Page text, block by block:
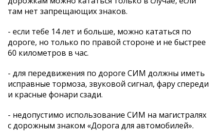
там нет запрещающих знаков.
- если тебе 14 лет и больше, можно кататься по
дороге, но только по правой стороне и не быстрее
60 километров в час.
- для передвижения по дороге СИМ должны иметь
исправные тормоза, звуковой сигнал, фару спереди
и красные фонари сзади.
- недопустимо использование СИМ на магистралях
с дорожным знаком «Дорога для автомобилей».